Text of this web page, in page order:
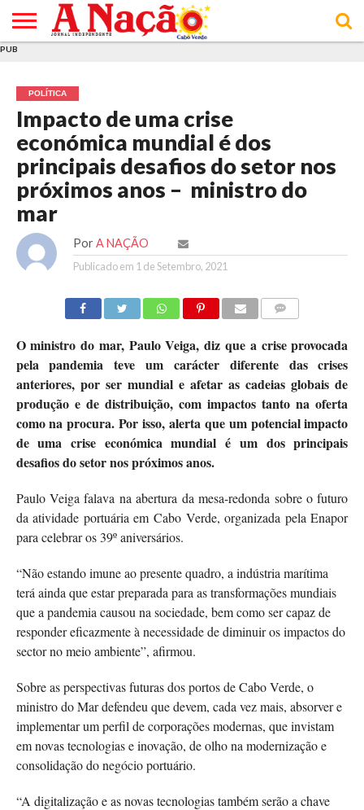
E DE
COOKIES
DE
UTILIZAÇÃO
PUB
POLÍTICA
Impacto de uma crise
económica mundial é dos
principais desafios do setor nos
próximos anos – ministro do
mar
Por A NAÇÃO
Publicado em 1 de Setembro, 2021
O ministro do mar, Paulo Veiga, diz que a crise provocada
pela pandemia teve um carácter diferente das crises
anteriores, por ser mundial e afetar as cadeias globais de
produção e de distribuição, com impactos tanto na oferta
como na procura. Por isso, alerta que um potencial impacto
de uma crise económica mundial é um dos principais
desafios do setor nos próximos anos.
Paulo Veiga falava na abertura da mesa-redonda sobre o futuro
da atividade portuária em Cabo Verde, organizada pela Enapor
para celebrar os 39º aniversários.
“Não estando imune ao presente quadro, a indústria marítima
terá ainda que estar preparada para as transformações mundiais
que a pandemia causou na sociedade, bem como ser capaz de
responder eficazmente à necessidade de diminuir os impactos do
sector no meio ambiente”, afirmou.
Sobre as perspectivas futuras dos portos de Cabo Verde, o
ministro do Mar defendeu que devem, cada vez mais, absorver e
implementar um perfil de corporações modernas, que invistam
em novas tecnologias e inovação, de olho na modernização e
consolidação do negócio portuário.
“A digitalização e as novas tecnologias também serão a chave